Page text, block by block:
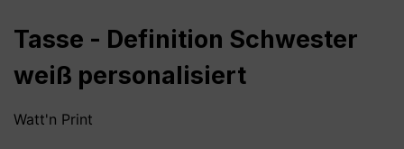
Tasse - Definition Schwester
weiß personalisiert
Watt'n Print